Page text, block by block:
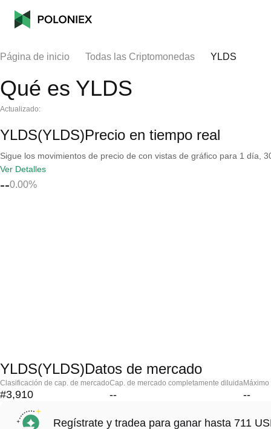
Página de inicio Todas las Criptomonedas YLDS
Qué es YLDS
Actualizado:
YLDS(YLDS)Precio en tiempo real
Sigue los movimientos de precio de con vistas de gráfico para 1 día,
Ver Detalles
--0.00%
YLDS(YLDS)Datos de mercado
Clasificación de cap. de mercado
#3,910
Cap. de mercado completamente diluida
-- --
Regístrate y tradea para ganar hasta 711